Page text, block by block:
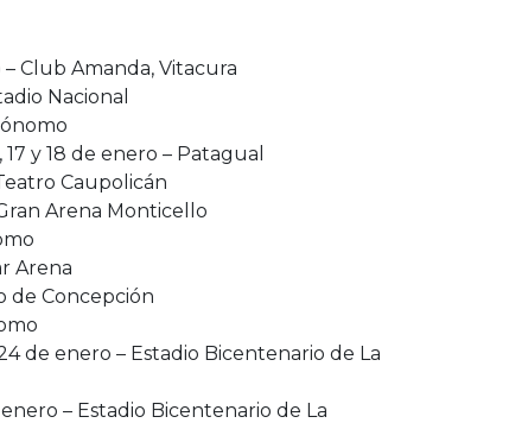
Club Amanda, Vitacura
Nacional
y 18 de enero – Patagual
Caupolicán
Arena Monticello
Arena
de Concepción
de enero – Estadio Bicentenario de La
– Estadio Bicentenario de La